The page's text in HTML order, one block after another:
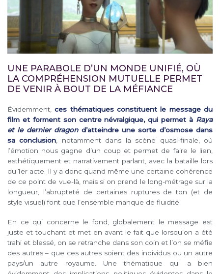
UNE PARABOLE D’UN MONDE UNIFIÉ, OÙ
LA COMPRÉHENSION MUTUELLE PERMET
DE VENIR À BOUT DE LA MÉFIANCE
Évidemment,ces thématiques constituent le message du
film et forment son centre névralgique, qui permet à Raya
et le dernier dragond’atteindre une sorte d’osmose dans
sa conclusion , notamment dans la scène quasi-finale, où
l’émotion nous gagne d’un coup et permet de faire le lien,
esthétiquement et narrativement parlant, avec la bataille lors
du 1er acte. Il y a donc quand même une certaine cohérence
de ce point de vue-là, mais si on prend le long-métrage sur la
longueur, l’abrupteté de certaines ruptures de ton (et de
style visuel) font que l’ensemble manque de fluidité.
En ce qui concerne le fond, globalement le message est
juste et touchant et met en avant le fait que lorsqu’on a été
trahi et blessé, on se retranche dans son coin et l’on se méfie
des autres – que ces autres soient des individus ou un autre
pays/un autre royaume. Une thématique qui a bien